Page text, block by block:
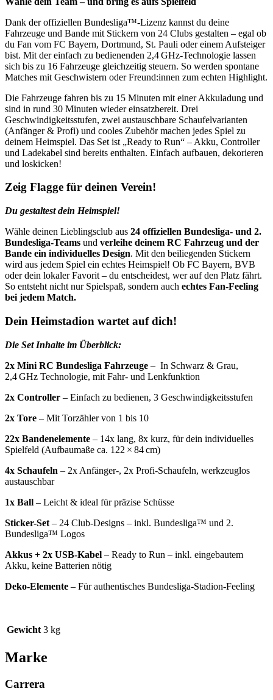
Dank der offiziellen Bundesliga™-Lizenz kannst du deine
Fahrzeuge und Bande mit Stickern von 24 Clubs gestalten – egal ob
du Fan vom FC Bayern, Dortmund, St. Pauli oder einem Aufsteiger
bist. Mit der einfach zu bedienenden 2,4 GHz-Technologie lassen
sich bis zu 16 Fahrzeuge gleichzeitig steuern. So werden spontane
Matches mit Geschwistern oder Freund:innen zum echten Highlight.
Die Fahrzeuge fahren bis zu 15 Minuten mit einer Akkuladung und
sind in rund 30 Minuten wieder einsatzbereit. Drei
Geschwindigkeitsstufen, zwei austauschbare Schaufelvarianten
(Anfänger & Profi) und cooles Zubehör machen jedes Spiel zu
deinem Heimspiel. Das Set ist „Ready to Run“ – Akku, Controller
und Ladekabel sind bereits enthalten. Einfach aufbauen, dekorieren
und loskicken!
Zeig Flagge für deinen Verein!
Du gestaltest dein Heimspiel!
Wähle deinen Lieblingsclub aus 24 offiziellen Bundesliga- und 2.
Bundesliga-Teams und verleihe deinem RC Fahrzeug und der
Bande ein individuelles Design. Mit den beiliegenden Stickern
wird aus jedem Spiel ein echtes Heimspiel! Ob FC Bayern, BVB
oder dein lokaler Favorit – du entscheidest, wer auf den Platz fährt.
So entsteht nicht nur Spielspaß, sondern auch echtes Fan-Feeling
bei jedem Match.
Dein Heimstadion wartet auf dich!
Die Set Inhalte im Überblick:
2x Mini RC Bundesliga Fahrzeuge – In Schwarz & Grau,
2,4 GHz Technologie, mit Fahr- und Lenkfunktion
2x Controller – Einfach zu bedienen, 3 Geschwindigkeitsstufen
2x Tore – Mit Torzähler von 1 bis 10
22x Bandenelemente – 14x lang, 8x kurz, für dein individuelles
Spielfeld (Aufbaumaße ca. 122 × 84 cm)
4x Schaufeln – 2x Anfänger-, 2x Profi-Schaufeln, werkzeuglos
austauschbar
1x Ball – Leicht & ideal für präzise Schüsse
Sticker-Set – 24 Club-Designs – inkl. Bundesliga™ und 2.
Bundesliga™ Logos
Akkus + 2x USB-Kabel – Ready to Run – inkl. eingebautem
Akku, keine Batterien nötig
Deko-Elemente – Für authentisches Bundesliga-Stadion-Feeling
Gewicht 3 kg
Marke
Carrera